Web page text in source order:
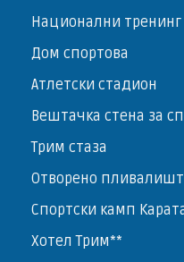
Национални
Дом спортова
Атлетски стадион
Вештачка стена за
Трим стаза
Отворено
Спортски камп
Хотел Трим**